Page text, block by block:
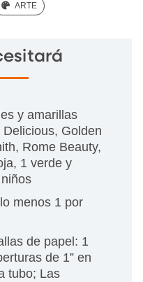
(ART)
ARTE
y amarillas
Golden
Rome Beauty,
1 verde y
menos 1 por
de papel: 1
de 1” en
tubo; Las